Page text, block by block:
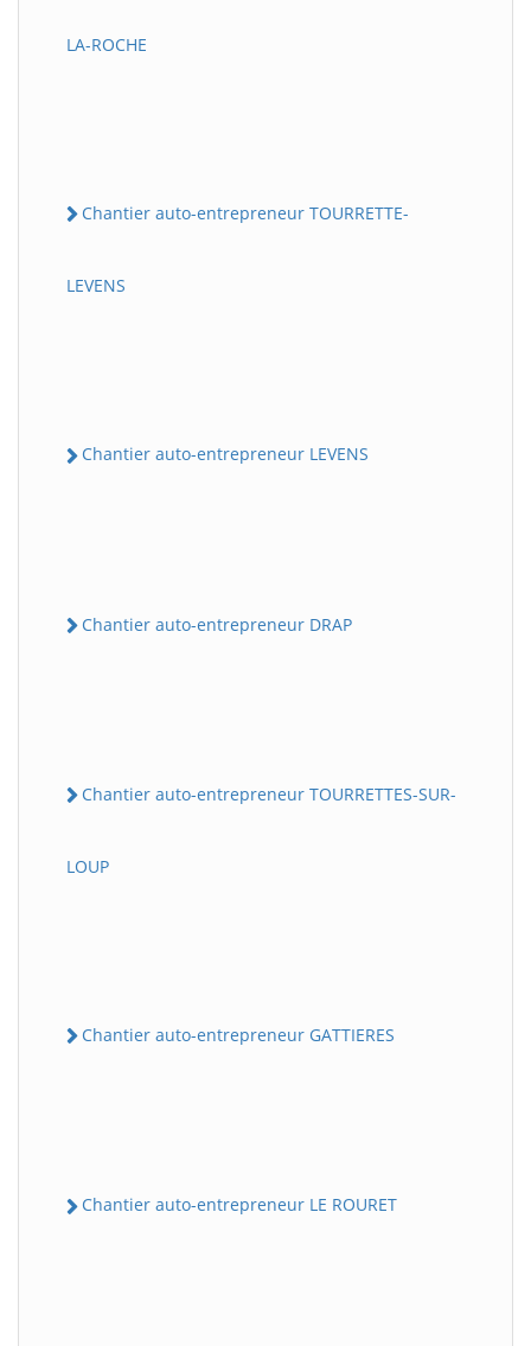
LA-ROCHE
Chantier auto-entrepreneur TOURRETTE-
LEVENS
Chantier auto-entrepreneur LEVENS
Chantier auto-entrepreneur DRAP
Chantier auto-entrepreneur TOURRETTES-SUR-
LOUP
Chantier auto-entrepreneur GATTIERES
Chantier auto-entrepreneur LE ROURET